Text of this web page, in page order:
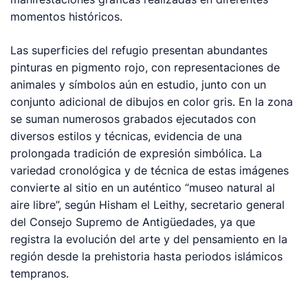
momentos históricos.
Las superficies del refugio presentan abundantes
pinturas en pigmento rojo, con representaciones de
animales y símbolos aún en estudio, junto con un
conjunto adicional de dibujos en color gris. En la zona
se suman numerosos grabados ejecutados con
diversos estilos y técnicas, evidencia de una
prolongada tradición de expresión simbólica. La
variedad cronológica y de técnica de estas imágenes
convierte al sitio en un auténtico “museo natural al
aire libre”, según Hisham el Leithy, secretario general
del Consejo Supremo de Antigüedades, ya que
registra la evolución del arte y del pensamiento en la
región desde la prehistoria hasta periodos islámicos
tempranos.